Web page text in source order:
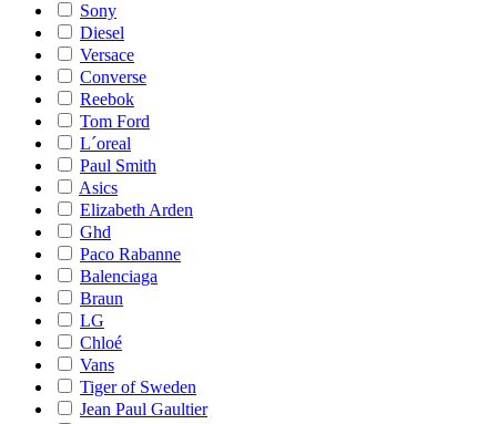
Sony
Diesel
Versace
Converse
Reebok
Tom Ford
L´oreal
Paul Smith
Asics
Elizabeth Arden
Ghd
Paco Rabanne
Balenciaga
Braun
LG
Chloé
Vans
Tiger of Sweden
Jean Paul Gaultier